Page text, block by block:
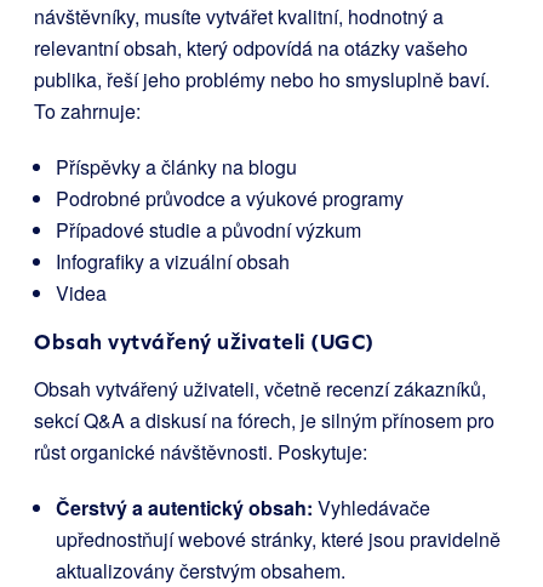
návštěvníky, musíte vytvářet kvalitní, hodnotný a
relevantní obsah, který odpovídá na otázky vašeho
publika, řeší jeho problémy nebo ho smysluplně baví.
To zahrnuje:
Příspěvky a články na blogu
Podrobné průvodce a výukové programy
Případové studie a původní výzkum
Infografiky a vizuální obsah
Videa
Obsah vytvářený uživateli (UGC)
Obsah vytvářený uživateli, včetně recenzí zákazníků,
sekcí Q&A a diskusí na fórech, je silným přínosem pro
růst organické návštěvnosti. Poskytuje:
Čerstvý a autentický obsah: Vyhledávače
upřednostňují webové stránky, které jsou pravidelně
aktualizovány čerstvým obsahem.